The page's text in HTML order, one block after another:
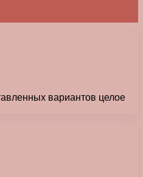
вариантов целое